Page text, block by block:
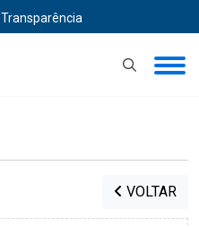
Transparência
VOLTAR